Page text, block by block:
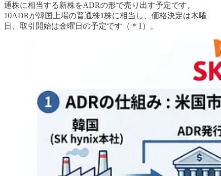
通株に相当する新株をADRの形で売り出す予定です。
10ADRが韓国上場の普通株1株に相当し、価格決定は木曜
日、取引開始は金曜日の予定です（＊1）。